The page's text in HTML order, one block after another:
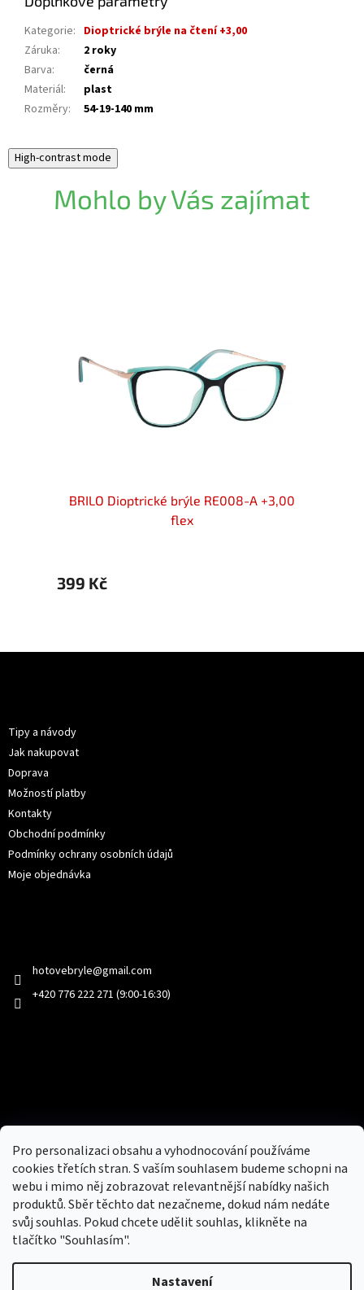
Pro personalizaci obsahu a vyhodnocování používáme
cookies třetích stran. S vaším souhlasem budeme schopni na
webu i mimo něj zobrazovat relevantnější nabídky našich
produktů. Sběr těchto dat nezačneme, dokud nám nedáte
svůj souhlas. Pokud chcete udělit souhlas, klikněte na
tlačítko "Souhlasím".
Nastavení
Kategorie: Dioptrické brýle na čtení +3,00
Záruka:
2 roky
Barva:
černá
Materiál:
plast
Rozměry: 54-19-140 mm
High-contrast mode
Mohlo by Vás zajímat
BRILO Dioptrické brýle RE008-A +3,00
flex
399 Kč
Tipy a návody
Jak nakupovat
Doprava
Možností platby
Kontakty
Obchodní podmínky
Podmínky ochrany osobních údajů
Moje objednávka
hotovebryle@gmail.com
+420 776 222 271 (9:00-16:30)
Nový obchod s batohy, cestovními zavazadly, tašky a peněženky